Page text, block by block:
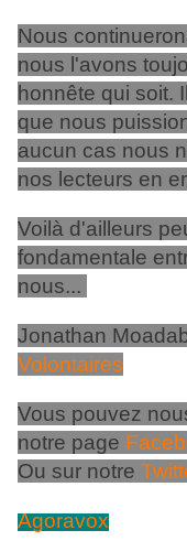
Nous
nous l'avons
honnête qui soit.
que nous
aucun cas nous
nos lecteurs en
Voilà d'ailleurs
fondamentale
nous...
Jonathan
Volontaires
Vous pouvez
notre page
Ou sur notre
Agoravox